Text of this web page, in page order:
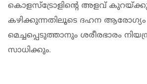
കൊളസ്‌ട്രോളിന്റെ അളവ്
കഴിക്കുന്നതിലൂടെ ദഹന ആരോഗ്യം
മെച്ചപ്പെടുത്താനും ശരീരഭാരം
സാധിക്കും.